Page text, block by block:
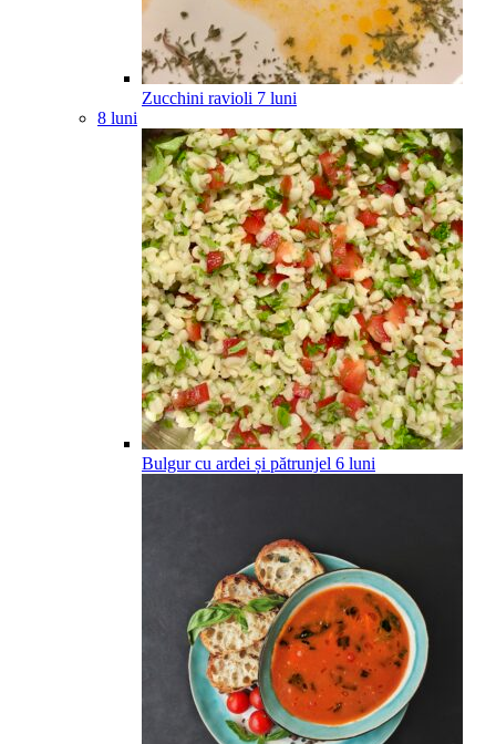
Zucchini ravioli 7 luni
8 luni
Bulgur cu ardei și pătrunjel 6 luni